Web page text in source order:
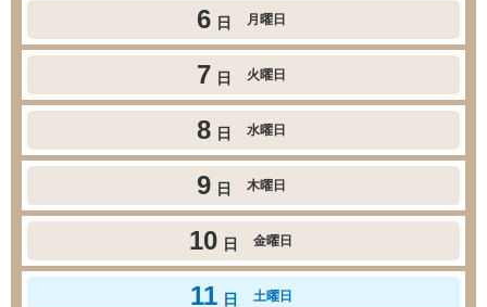
6 日 月曜日
7 日 火曜日
8 日 水曜日
9 日 木曜日
10 日 金曜日
11 日 土曜日